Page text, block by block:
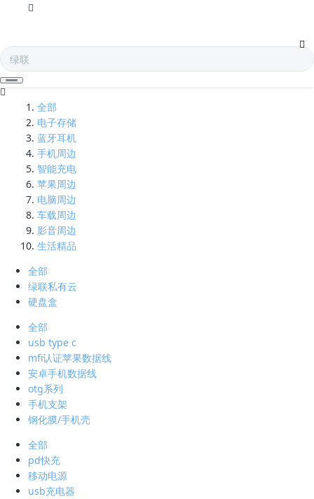
全部
电子存储
蓝牙耳机
手机周边
智能充电
苹果周边
电脑周边
车载周边
影音周边
生活精品
全部
绿联私有云
硬盘盒
全部
usb type c
mfi认证苹果数据线
安卓手机数据线
otg系列
手机支架
钢化膜/手机壳
全部
pd快充
移动电源
usb充电器